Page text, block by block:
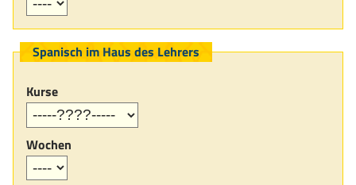
Spanisch im Haus des Lehrers
Kurse
Wochen